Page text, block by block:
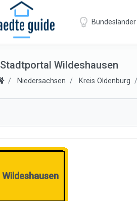
Bundesländer
Stadtportal Wildeshausen
Niedersachsen Kreis Oldenburg
Wildeshausen